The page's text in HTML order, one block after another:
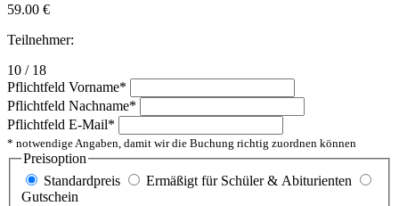
59.00 €
Teilnehmer:
10 / 18
Pflichtfeld Vorname*
Pflichtfeld Nachname*
Pflichtfeld E-Mail*
* notwendige Angaben, damit wir die Buchung richtig zuordnen können
Preisoption
Standardpreis
Ermäßigt für Schüler & Abiturienten
Gutschein